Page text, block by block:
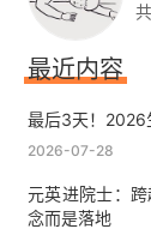
最近内容
最后3天！2026
2026-07-28
元英进院士：
念而是落地